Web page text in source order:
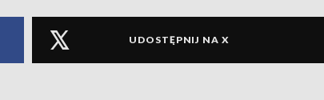
UDOSTĘPNIJ NA X